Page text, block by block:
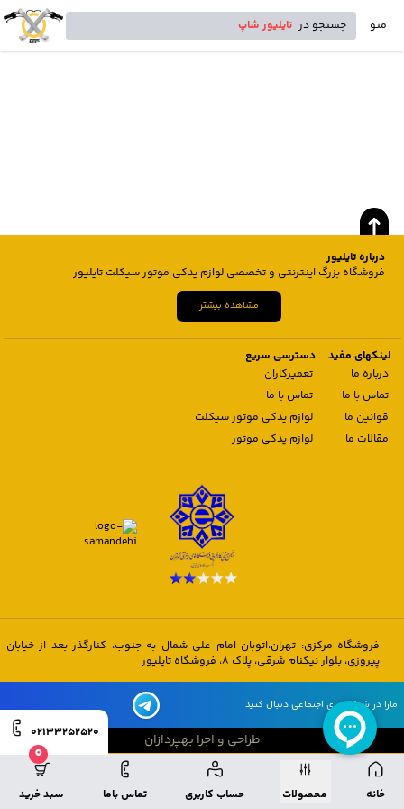
منو جستجو در تایلیور شاپ
خانه محصولات حساب کاربری تماس باما
0
سبد خرید
02133252520
درباره تایلیور
فروشگاه بزرگ اینترنتی و تخصصی لوازم یدکی موتور سیکلت تایلیور
مشاهده بیشتر
لینکهای مفید
درباره ما
تماس با ما
قوانین ما
مقالات ما
دسترسی سریع
تعمیرکاران
تماس با ما
لوازم یدکی موتور سیکلت
لوازم یدکی موتور
فروشگاه مرکزی: تهران،اتوبان امام علی شمال به جنوب، کنارگذر بعد از خیابان
پیروزی، بلوار نیکنام شرقی، پلاک 8، فروشگاه تایلیور
مارا در شبکه های اجتماعی دنبال کنید
طراحی و اجرا بهپردازان
طراحی و اجرا بهپردازان